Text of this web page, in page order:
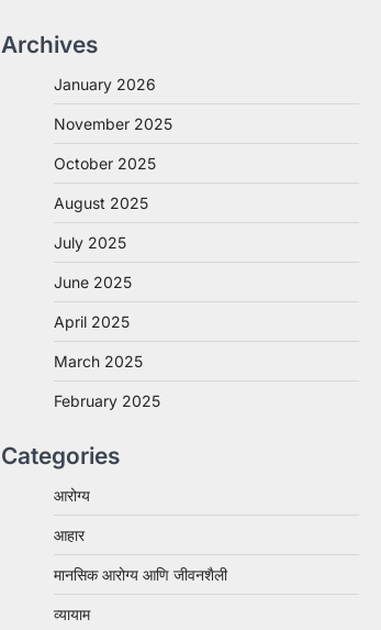
Archives
January 2026
November 2025
October 2025
August 2025
July 2025
June 2025
April 2025
March 2025
February 2025
Categories
आरोग्य
आहार
मानसिक आरोग्य आणि जीवनशैली
व्यायाम